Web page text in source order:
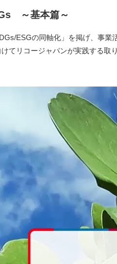
～基本篇～
ESGの同軸化」を掲げ、事
てリコージャパンが実践する取